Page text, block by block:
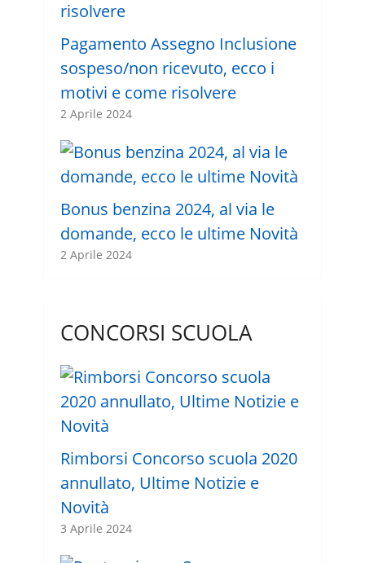
Pagamento Assegno Inclusione
sospeso/non ricevuto, ecco i
motivi e come risolvere
2 Aprile 2024
Bonus benzina 2024, al via le
domande, ecco le ultime Novità
2 Aprile 2024
CONCORSI SCUOLA
Rimborsi Concorso scuola 2020
annullato, Ultime Notizie e
Novità
3 Aprile 2024